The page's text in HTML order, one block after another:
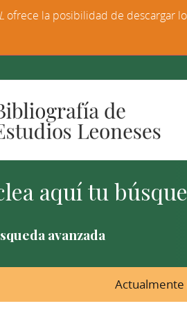
avanzada
Actualmente
ofrece la posibilidad de descargar